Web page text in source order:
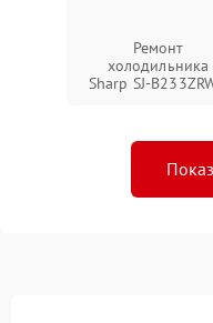
Ремонт
холодильника
Sharp SJ-